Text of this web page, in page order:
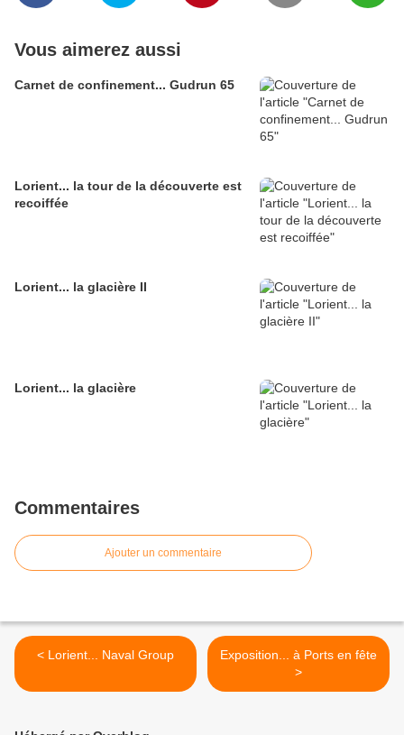
Vous aimerez aussi
Carnet de confinement... Gudrun 65
Lorient... la tour de la découverte est
recoiffée
Lorient... la glacière II
Lorient... la glacière
Commentaires
Ajouter un commentaire
< Lorient... Naval Group
Exposition... à Ports en fête
>